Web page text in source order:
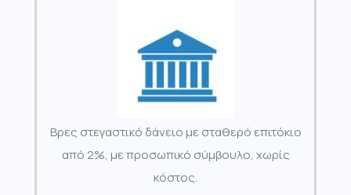
Βρες στεγαστικό δάνειο με σταθερό επιτόκιο
από 2%, με προσωπικό σύμβουλο, χωρίς
κόστος.